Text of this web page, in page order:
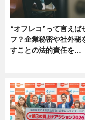
“オフレコ”って言えば
フ？企業秘密や社外秘
すことの法的責任を…